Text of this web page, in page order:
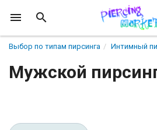
Выбор по типам пирсинга Интимный
Мужской